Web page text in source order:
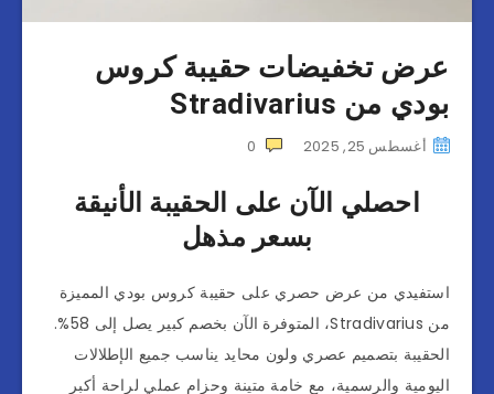
عرض تخفيضات حقيبة كروس
بودي من Stradivarius
أغسطس 25, 2025 0
احصلي الآن على الحقيبة الأنيقة
بسعر مذهل
استفيدي من عرض حصري على حقيبة كروس بودي المميزة
من Stradivarius، المتوفرة الآن بخصم كبير يصل إلى 58%.
الحقيبة بتصميم عصري ولون محايد يناسب جميع الإطلالات
اليومية والرسمية، مع خامة متينة وحزام عملي لراحة أكبر